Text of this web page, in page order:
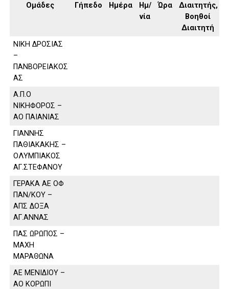
Ομάδες Γήπεδο Ημέρα
Ημ/
νία
Ώρα
Διαιτητής,
Βοηθοί
Διαιτητή
ΝΙΚΗ ΔΡΟΣΙΑΣ
–
ΠΑΝΒΟΡΕΙΑΚΟΣ
ΑΣ
Α.Π.Ο
ΝΙΚΗΦΟΡΟΣ –
ΑΟ ΠΑΙΑΝΙΑΣ
ΓΙΑΝΝΗΣ
ΠΑΘΙΑΚΑΚΗΣ –
ΟΛΥΜΠΙΑΚΟΣ
ΑΓ.ΣΤΕΦΑΝΟΥ
ΓΕΡΑΚΑ ΑΕ ΟΦ
ΠΑΝ/ΚΟΥ –
ΑΠΣ ΔΟΞΑ
ΑΓ.ΑΝΝΑΣ
ΠΑΣ ΩΡΩΠΟΣ –
ΜΑΧΗ
ΜΑΡΑΘΩΝΑ
ΑΕ ΜΕΝΙΔΙΟΥ –
ΑΟ ΚΟΡΩΠΙ